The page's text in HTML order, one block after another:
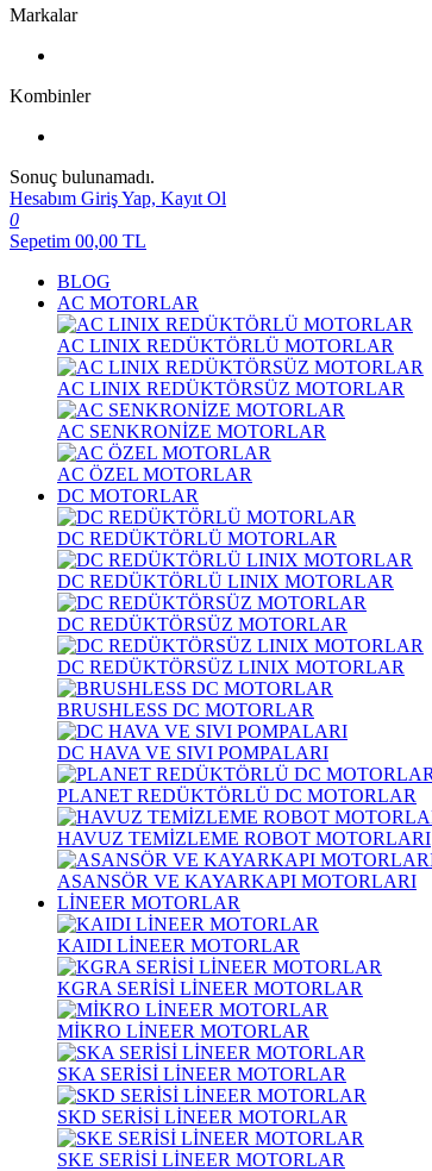
Markalar
Kombinler
Sonuç bulunamadı.
Hesabım Giriş Yap, Kayıt Ol
0
Sepetim 00,00 TL
BLOG
AC MOTORLAR
AC LINIX REDÜKTÖRLÜ MOTORLAR
AC LINIX REDÜKTÖRSÜZ MOTORLAR
AC SENKRONİZE MOTORLAR
AC ÖZEL MOTORLAR
DC MOTORLAR
DC REDÜKTÖRLÜ MOTORLAR
DC REDÜKTÖRLÜ LINIX MOTORLAR
DC REDÜKTÖRSÜZ MOTORLAR
DC REDÜKTÖRSÜZ LINIX MOTORLAR
BRUSHLESS DC MOTORLAR
DC HAVA VE SIVI POMPALARI
PLANET REDÜKTÖRLÜ DC MOTORLAR
HAVUZ TEMİZLEME ROBOT MOTORLARI
ASANSÖR VE KAYARKAPI MOTORLARI
LİNEER MOTORLAR
KAIDI LİNEER MOTORLAR
KGRA SERİSİ LİNEER MOTORLAR
MİKRO LİNEER MOTORLAR
SKA SERİSİ LİNEER MOTORLAR
SKD SERİSİ LİNEER MOTORLAR
SKE SERİSİ LİNEER MOTORLAR